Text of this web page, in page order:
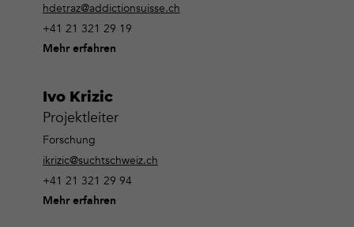
hdetraz@addictionsuisse.ch
+41 21 321 29 19
Mehr erfahren
Ivo Krizic
Projektleiter
Forschung
ikrizic@suchtschweiz.ch
+41 21 321 29 94
Mehr erfahren